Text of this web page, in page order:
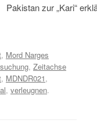
Pakistan zur „Kari“
, Mord Narges
, Zeitachse
, MDNDR021,
, verleugnen.